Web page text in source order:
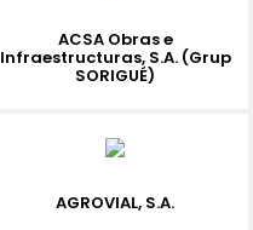
ACSA Obras e
Infraestructuras, S.A. (Grup
SORIGUÉ)
AGROVIAL, S.A.